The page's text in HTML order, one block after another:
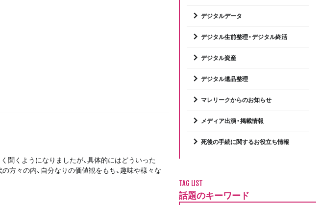
聞くようになりましたが、具体的にはどういった
方々の内、自分なりの価値観をもち、趣味や様々な
デジタルデータ
デジタル生前整理・デジタル終活
デジタル資産
デジタル遺品整理
マレリークからのお知らせ
メディア出演・掲載情報
死後の手続に関するお役立ち情報
TAG LIST
話題のキーワード